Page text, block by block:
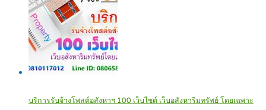
บริการรับจ้างโพสต์อสังหาฯ 100 เว็บไซต์ เว็บอสังหาริมทรัพย์ โดยเฉพาะ